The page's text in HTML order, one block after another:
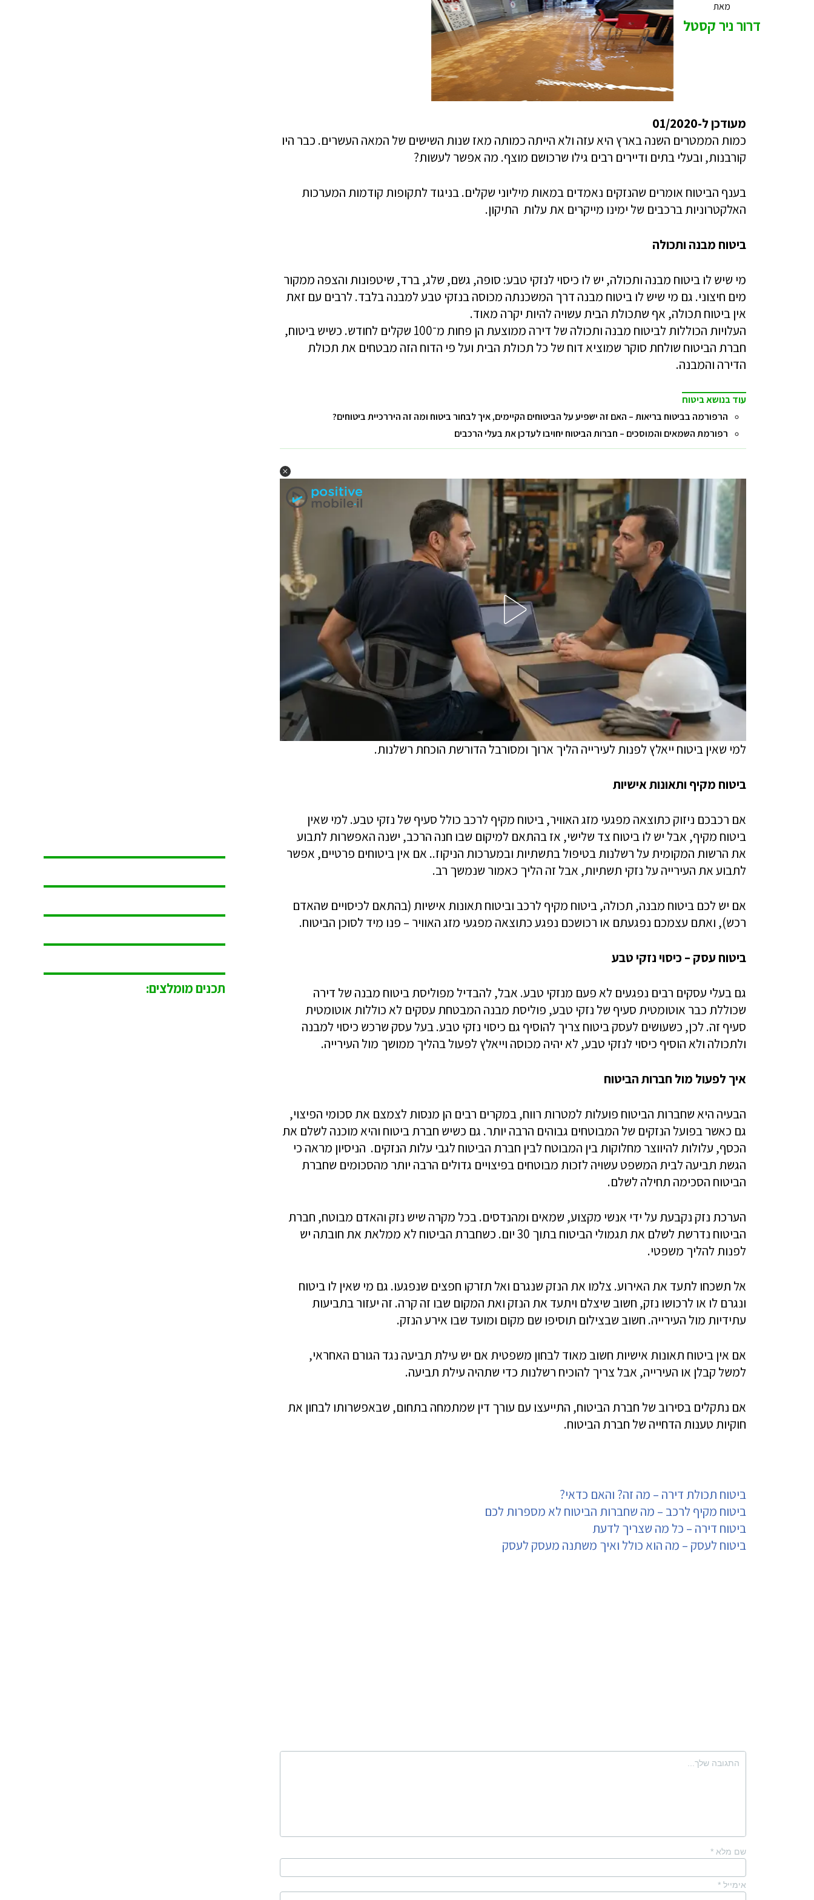
מאת
דרור ניר קסטל
מעודכן ל-01/2020
כמות הממטרים השנה בארץ היא עזה ולא הייתה כמותה מאז שנות השישים של המאה העשרים. כבר היו
קורבנות, ובעלי בתים ודיירים רבים גילו שרכושם מוצף. מה אפשר לעשות?
בענף הביטוח אומרים שהנזקים נאמדים במאות מיליוני שקלים. בניגוד לתקופות קודמות המערכות
האלקטרוניות ברכבים של ימינו מייקרים את עלות התיקון.
ביטוח מבנה ותכולה
מי שיש לו ביטוח מבנה ותכולה, יש לו כיסוי לנזקי טבע: סופה, גשם, שלג, ברד, שיטפונות והצפה ממקור
מים חיצוני. גם מי שיש לו ביטוח מבנה דרך המשכנתה מכוסה בנזקי טבע למבנה בלבד. לרבים עם זאת
אין ביטוח תכולה, אף שתכולת הבית עשויה להיות יקרה מאוד.
העלויות הכוללות לביטוח מבנה ותכולה של דירה ממוצעת הן פחות מ־100 שקלים לחודש. כשיש ביטוח,
חברת הביטוח שולחת סוקר שמוציא דוח של כל תכולת הבית ועל פי הדוח הזה מבטחים את תכולת
הדירה והמבנה.
עוד בנושא ביטוח
הרפורמה בביטוח בריאות – האם זה ישפיע על הביטוחים הקיימים, איך לבחור ביטוח ומה זה היררכיית ביטוחים?
רפורמת השמאים והמוסכים – חברות הביטוח יחויבו לעדכן את בעלי הרכבים
למי שאין ביטוח ייאלץ לפנות לעירייה הליך ארוך ומסורבל הדורשת הוכחת רשלנות.
ביטוח מקיף ותאונות אישיות
אם רכבכם ניזוק כתוצאה מפגעי מזג האוויר, ביטוח מקיף לרכב כולל סעיף של נזקי טבע. למי שאין
ביטוח מקיף, אבל יש לו ביטוח צד שלישי, אז בהתאם למיקום שבו חנה הרכב, ישנה האפשרות לתבוע
את הרשות המקומית על רשלנות בטיפול בתשתיות ובמערכות הניקוז.. אם אין ביטוחים פרטיים, אפשר
לתבוע את העירייה על נזקי תשתיות, אבל זה הליך כאמור שנמשך רב.
אם יש לכם ביטוח מבנה, תכולה, ביטוח מקיף לרכב וביטוח תאונות אישיות (בהתאם לכיסויים שהאדם
רכש), ואתם עצמכם נפגעתם או רכושכם נפגע כתוצאה מפגעי מזג האוויר – פנו מיד לסוכן הביטוח.
ביטוח עסק – כיסוי נזקי טבע
גם בעלי עסקים רבים נפגעים לא פעם מנזקי טבע. אבל, להבדיל מפוליסת ביטוח מבנה של דירה
שכוללת כבר אוטומטית סעיף של נזקי טבע, פוליסת מבנה המבטחת עסקים לא כוללות אוטומטית
סעיף זה. לכן, כשעושים לעסק ביטוח צריך להוסיף גם כיסוי נזקי טבע. בעל עסק שרכש כיסוי למבנה
ולתכולה ולא הוסיף כיסוי לנזקי טבע, לא יהיה מכוסה וייאלץ לפעול בהליך ממושך מול העירייה.
איך לפעול מול חברות הביטוח
הבעיה היא שחברות הביטוח פועלות למטרות רווח, במקרים רבים הן מנסות לצמצם את סכומי הפיצוי,
גם כאשר בפועל הנזקים של המבוטחים גבוהים הרבה יותר. גם כשיש חברת ביטוח והיא מוכנה לשלם את
הכסף, עלולות להיווצר מחלוקות בין המבוטח לבין חברת הביטוח לגבי עלות הנזקים. הניסיון מראה כי
הגשת תביעה לבית המשפט עשויה לזכות מבוטחים בפיצויים גדולים הרבה יותר מהסכומים שחברת
הביטוח הסכימה תחילה לשלם.
הערכת נזק נקבעת על ידי אנשי מקצוע, שמאים ומהנדסים. בכל מקרה שיש נזק והאדם מבוטח, חברת
הביטוח נדרשת לשלם את תגמולי הביטוח בתוך 30 יום. כשחברת הביטוח לא ממלאת את חובתה יש
לפנות להליך משפטי.
אל תשכחו לתעד את האירוע. צלמו את הנזק שנגרם ואל תזרקו חפצים שנפגעו. גם מי שאין לו ביטוח
ונגרם לו או לרכושו נזק, חשוב שיצלם ויתעד את הנזק ואת המקום שבו זה קרה. זה יעזור בתביעות
עתידיות מול העירייה. חשוב שבצילום תוסיפו שם מקום ומועד שבו אירע הנזק.
אם אין ביטוח תאונות אישיות חשוב מאוד לבחון משפטית אם יש עילת תביעה נגד הגורם האחראי,
למשל קבלן או העירייה, אבל צריך להוכיח רשלנות כדי שתהיה עילת תביעה.
אם נתקלים בסירוב של חברת הביטוח, התייעצו עם עורך דין שמתמחה בתחום, שבאפשרותו לבחון את
חוקיות טענות הדחייה של חברת הביטוח.
ביטוח תכולת דירה – מה זה? והאם כדאי?
ביטוח מקיף לרכב – מה שחברות הביטוח לא מספרות לכם
ביטוח דירה – כל מה שצריך לדעת
ביטוח לעסק – מה הוא כולל ואיך משתנה מעסק לעסק
שם מלא *
אימייל *
תכנים מומלצים: